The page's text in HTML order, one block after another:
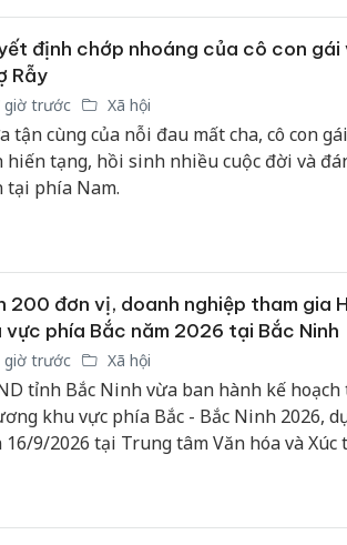
định chớp nhoáng của cô con gái
Rẫy
giờ trước Xã hội
tận cùng của nỗi đau mất cha, cô con
hiến tạng, hồi sinh nhiều cuộc đời và
tại phía Nam.
200 đơn vị, doanh nghiệp tham gia
vực phía Bắc năm 2026 tại Bắc Ninh
giờ trước Xã hội
tỉnh Bắc Ninh vừa ban hành kế hoạch
khu vực phía Bắc - Bắc Ninh 2026,
16/9/2026 tại Trung tâm Văn hóa và Xúc